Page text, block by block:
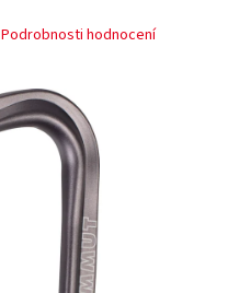
Podrobnosti hodnocení